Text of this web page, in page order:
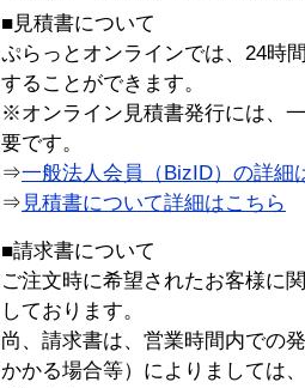
■見積書について
ぷらっとオンラインでは、24時
することができます。
※オンライン見積書発行には、
要です。
⇒一般法人会員（BizID）の詳細
⇒ 見積書について詳細はこちら
■請求書について
ご注文時に希望されたお客様に
しております。
尚、請求書は、営業時間内での
かかる場合等）によりましては